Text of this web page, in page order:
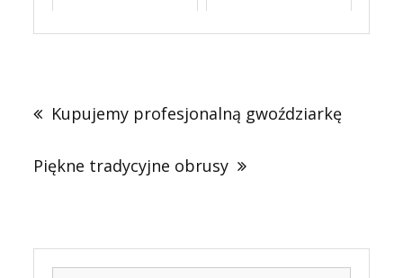
Kupujemy profesjonalną gwoździarkę
Piękne tradycyjne obrusy